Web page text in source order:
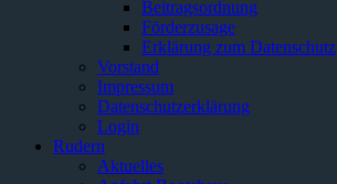
Beitragsordnung
Förderzusage
Erklärung zum Datenschutz
Vorstand
Impressum
Datenschutzerklärung
Login
Rudern
Aktuelles